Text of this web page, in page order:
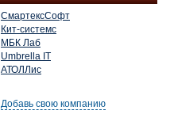
СмартексСофт
Кит-системс
МБК Лаб
Umbrella IT
АТОЛЛис
Добавь свою компанию